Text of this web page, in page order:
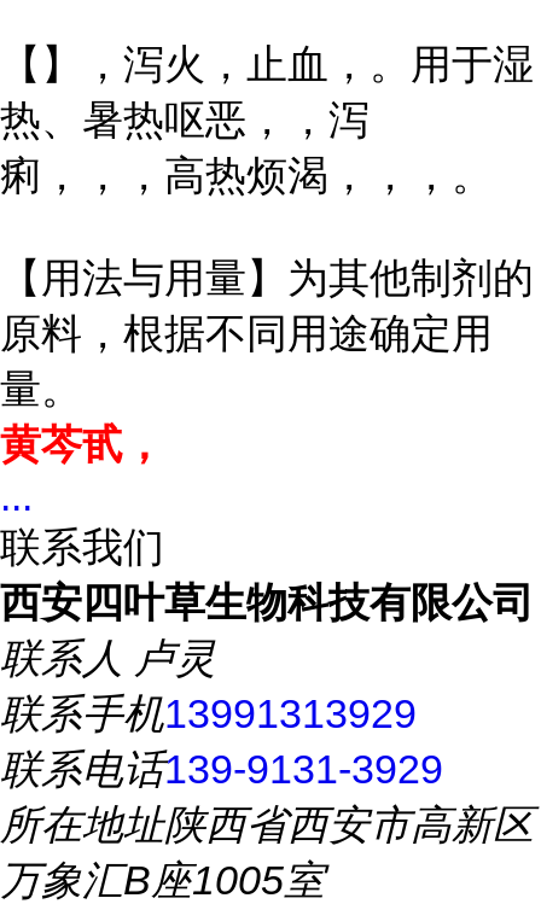
【】，泻火，止血，。用于湿
热、暑热呕恶，，泻
痢，，，高热烦渴，，，。
【用法与用量】为其他制剂的
原料，根据不同用途确定用
量。
黄芩甙，
...
联系我们
西安四叶草生物科技有限公司
联系人 卢灵
联系手机13991313929
联系电话139-9131-3929
所在地址陕西省西安市高新区
万象汇B座1005室